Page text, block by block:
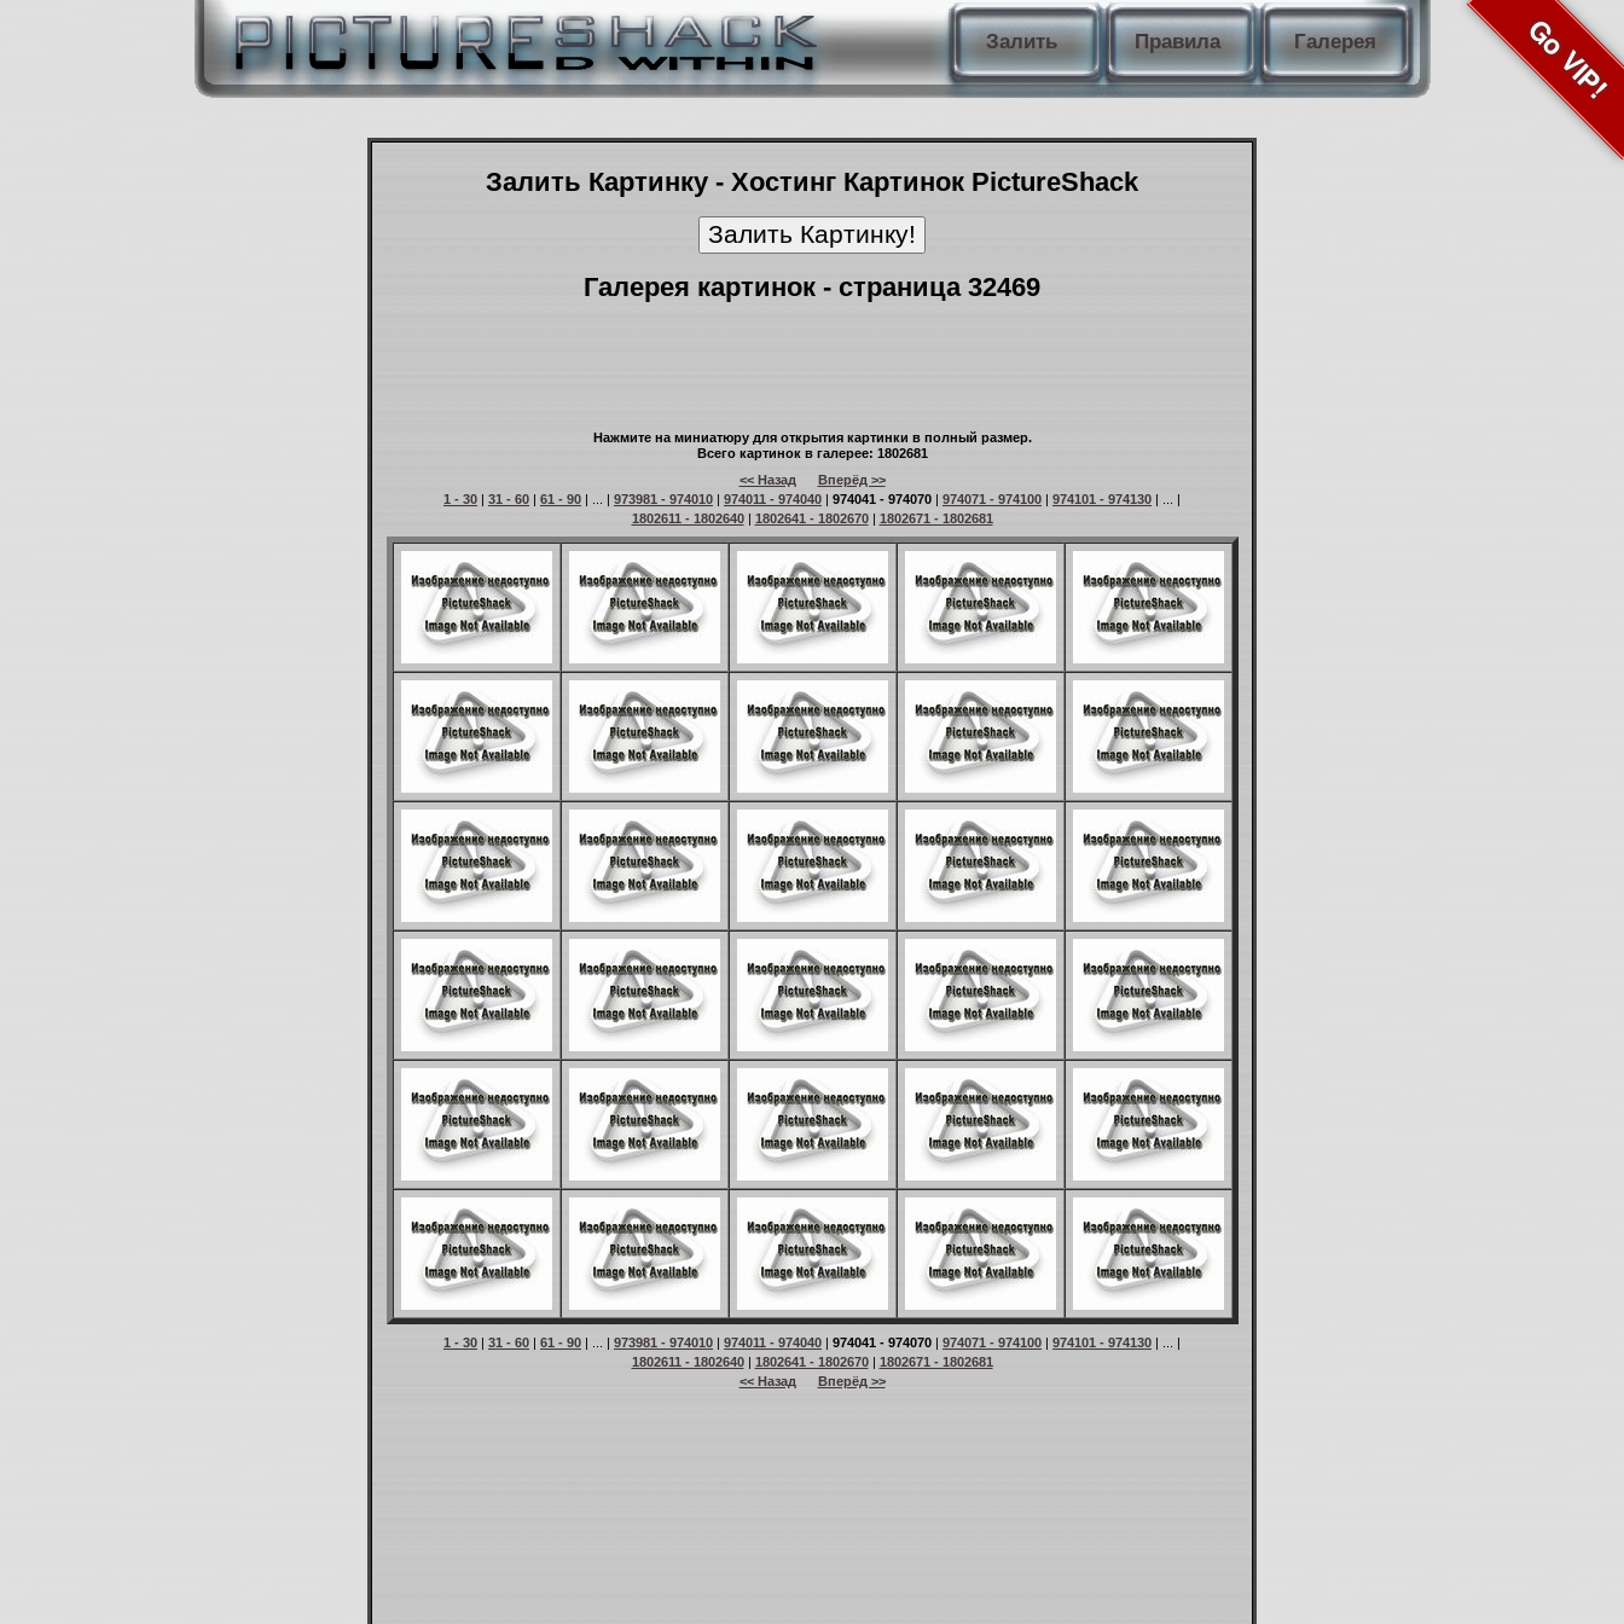
Залить Правила Галерея Go VIP!
Залить Картинку - Хостинг Картинок PictureShack
Галерея картинок - страница 32469
Нажмите на миниатюру для открытия картинки в полный размер.
Всего картинок в галерее: 1802681
<< Назад
Вперёд >>
1 - 30 | 31 - 60 | 61 - 90 | ... | 973981 - 974010 | 974011 - 974040 | 974041 - 974070 | 974071 - 974100 | 974101 - 974130 | ... |
1802611 - 1802640| 1802641 - 1802670| 1802671 - 1802681
1 - 30 | 31 - 60 | 61 - 90 | ... | 973981 - 974010 | 974011 - 974040 | 974041 - 974070 | 974071 - 974100 | 974101 - 974130 | ... |
1802611 - 1802640| 1802641 - 1802670| 1802671 - 1802681
<< Назад
Вперёд >>